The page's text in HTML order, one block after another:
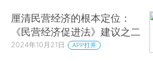
厘清民营经济的根本定位：
《民营经济促进法》建议之二
2024年10月21日 APP打开